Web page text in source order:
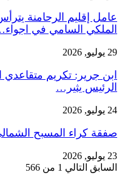
عامل إقليم الرحامنة
الملكي السامي في
29 يوليو, 2026
ابن جرير: تكريم
الرئيس يثير…
24 يوليو, 2026
صفقة كراء المسبح
23 يوليو, 2026
السابق التالي 1 من 566